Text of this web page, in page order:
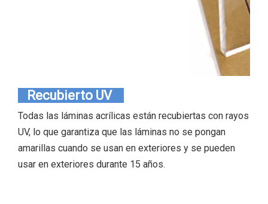
Recubierto UV
Todas las láminas acrílicas están recubiertas con rayos
UV, lo que garantiza que las láminas no se pongan
amarillas cuando se usan en exteriores y se pueden
usar en exteriores durante 15 años.